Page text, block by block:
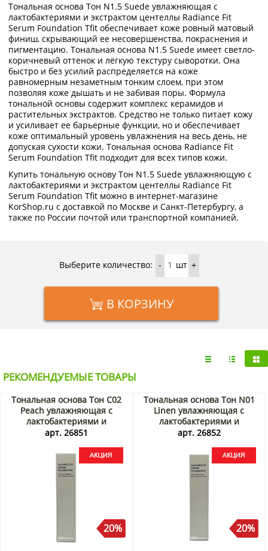
Тональная основа Тон N1.5 Suede увлажняющая с
лактобактериями и экстрактом центеллы Radiance Fit
Serum Foundation Tfit обеспечивает коже ровный матовый
финиш, скрывающий ее несовершенства, покраснения и
пигментацию. Тональная основа N1.5 Suede имеет светло-
коричневый оттенок и лёгкую текстуру сыворотки. Она
быстро и без усилий распределяется на коже
равномерным незаметным тонким слоем, при этом
позволяя коже дышать и не забивая поры. Формула
тональной основы содержит комплекс керамидов и
растительных экстрактов. Средство не только питает кожу
и усиливает ее барьерные функции, но и обеспечивает
коже оптимальный уровень увлажнения на весь день, не
допуская сухости кожи. Тональная основа Radiance Fit
Serum Foundation Tfit подходит для всех типов кожи.
Купить тональную основу Тон N1.5 Suede увлажняющую с
лактобактериями и экстрактом центеллы Radiance Fit
Serum Foundation Tfit можно в интернет-магазине
KorShop.ru с доставкой по Москве и Санкт-Петербургу, а
также по России почтой или транспортной компанией.
Выберите количество: - шт +
В КОРЗИНУ
РЕКОМЕНДУЕМЫЕ ТОВАРЫ
Тональная основа Тон С02
Peach увлажняющая с
лактобактериями и
экстрактом центеллы
Foundation Tfit, Корея, 30 г
Акция
арт. 26851
20%
Тональная основа Тон N01
Linen увлажняющая с
лактобактериями и
экстрактом центеллы
Foundation Tfit, Корея, 30 г
Акция
арт. 26852
20%